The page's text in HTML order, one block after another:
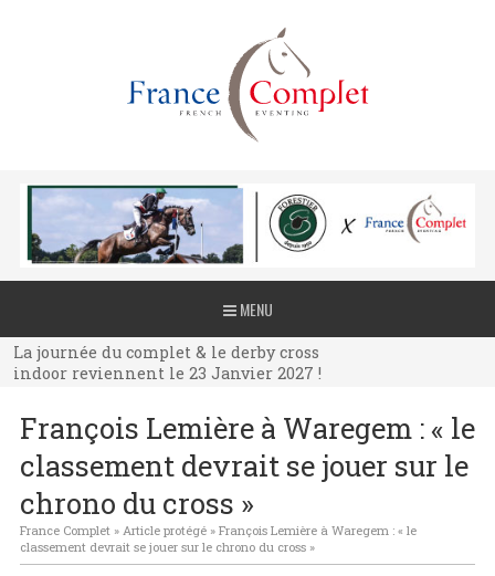
MENU
La journée du complet & le derby cross
indoor reviennent le 23 Janvier 2027 !
La journée du complet & le derby cross
indoor reviennent le 23 Janvier 2027 !
indoor reviennent le 23 Janvier 2027 !
François Lemière à Waregem : « le
classement devrait se jouer sur le
chrono du cross »
France Complet» Article protégé» François Lemière à Waregem : « le
classement devrait se jouer sur le chrono du cross »